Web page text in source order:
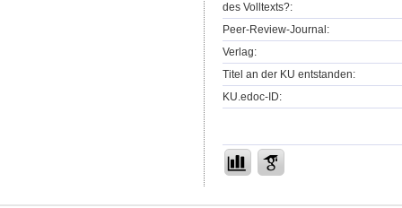
des Volltexts?:
Peer-Review-Journal:
Verlag:
Titel an der KU entstanden:
KU.edoc-ID: